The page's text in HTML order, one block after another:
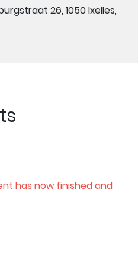
26, 1050 Ixelles,
has now finished and